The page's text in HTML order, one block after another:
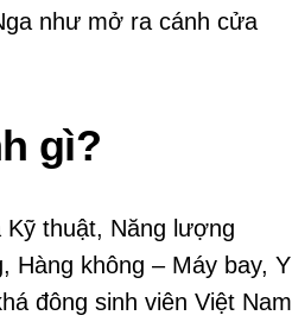
như mở ra cánh cửa
gì?
Kỹ thuật, Năng lượng
Hàng không – Máy bay, Y
đông sinh viên Việt Nam